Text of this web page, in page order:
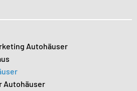
Autohäuser
Autohäuser